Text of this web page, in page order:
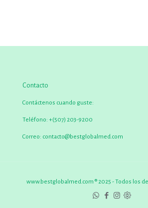
Contacto
Contáctenos cuando guste:
Teléfono: +(507) 203-9200
Correo: contacto@bestglobalmed.com
www.bestglobalmed.com ® 2025 - Todos los